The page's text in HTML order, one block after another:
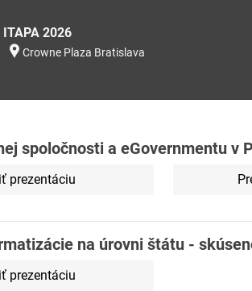
2026
Crowne Plaza Bratislava
spoločnosti a eGovernmentu v
prezentáciu
na úrovni štátu -
prezentáciu